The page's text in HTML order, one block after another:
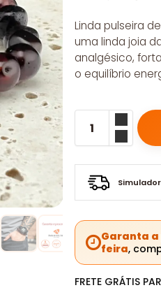
Linda pulseira
uma linda joia
analgésico,
o equilíbrio
Garanta
feira,
FRETE GRÁTIS